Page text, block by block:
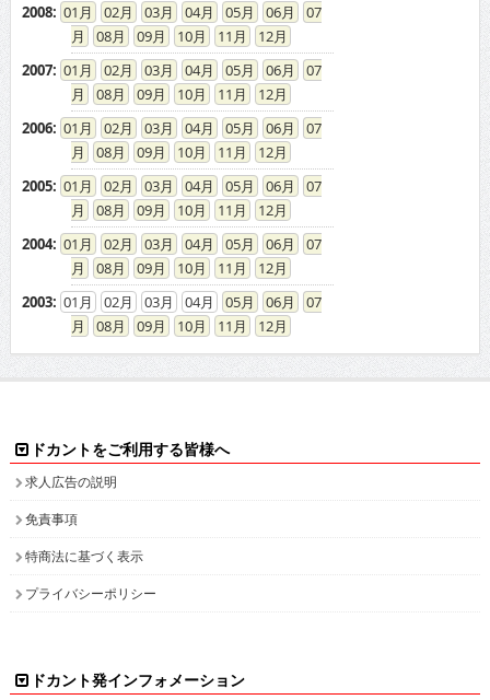
2008: 01 02 03 04 05 06
07
08
09 10 11
12
2007: 01 02 03 04 05 06
07
08
09 10 11
12
2006: 01 02 03 04 05 06
07
08
09 10 11
12
2005: 01 02 03 04 05 06
07
08
09 10 11
12
2004: 01 02 03 04 05 06
07
08
09 10 11
12
2003: 01 02 03 04 05 06
07
08
09 10 11 12
ドカントをご利用する皆様へ
求人広告の説明
免責事項
特商法に基づく表示
プライバシーポリシー
ドカント発インフォメーション